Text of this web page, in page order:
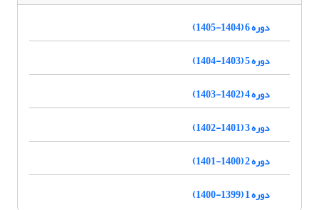
دوره 6 (1404-1405)
دوره 5 (1403-1404)
دوره 4 (1402-1403)
دوره 3 (1401-1402)
دوره 2 (1400-1401)
دوره 1 (1399-1400)